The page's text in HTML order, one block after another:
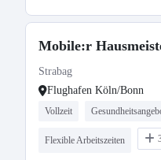
Mobile:r
Strabag
Flughafen Köln/Bonn
Vollzeit
Flexible Arbeitszeiten